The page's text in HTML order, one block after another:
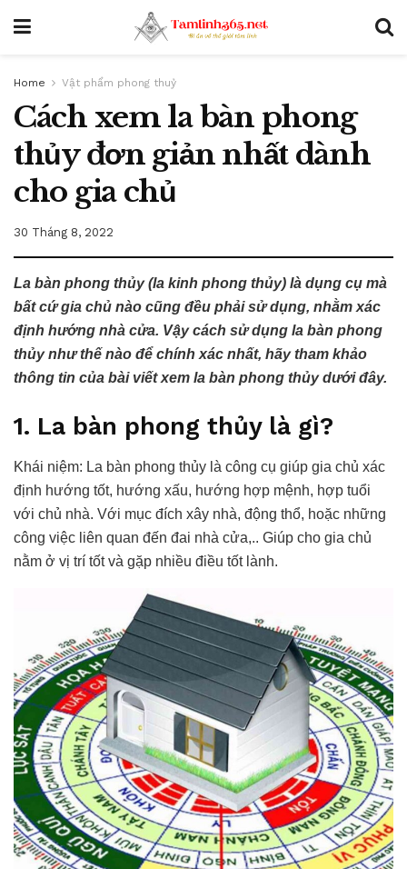
Home Vật phẩm phong thuỷ
Cách xem la bàn phong
thủy đơn giản nhất dành
cho gia chủ
30 Tháng 8, 2022
La bàn phong thủy (la kinh phong thủy) là dụng cụ mà
bất cứ gia chủ nào cũng đều phải sử dụng, nhằm xác
định hướng nhà cửa. Vậy cách sử dụng la bàn phong
thủy như thế nào để chính xác nhất, hãy tham khảo
thông tin của bài viết xem la bàn phong thủy dưới đây.
1. La bàn phong thủy là gì?
Khái niệm: La bàn phong thủy là công cụ giúp gia chủ xác
định hướng tốt, hướng xấu, hướng hợp mệnh, hợp tuổi
với chủ nhà. Với mục đích xây nhà, động thổ, hoặc những
công việc liên quan đến đai nhà cửa,.. Giúp cho gia chủ
nằm ở vị trí tốt và gặp nhiều điều tốt lành.